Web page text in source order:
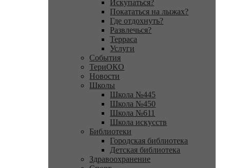
Искупаться?
Покататься на лыжах?
Где отдохнуть?
Развлечься?
Терраса
Услуги
События
ТериОКО
Новости
Школы
Школа №445
Школа №450
Школа №611
Школа искусств
Библиотеки
Городская библиотека
Детская библиотека
Здравоохранение